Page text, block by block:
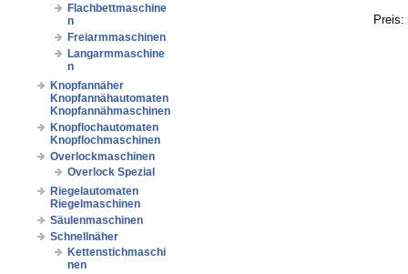
Flachbettmaschine
n
Freiarmmaschinen
Langarmmaschine
n
Knopfannäher
Knopfannähautomaten
Knopfannähmaschinen
Knopflochautomaten
Knopflochmaschinen
Overlockmaschinen
Overlock Spezial
Riegelautomaten
Riegelmaschinen
Säulenmaschinen
Schnellnäher
Kettenstichmaschi
nen
Preis: